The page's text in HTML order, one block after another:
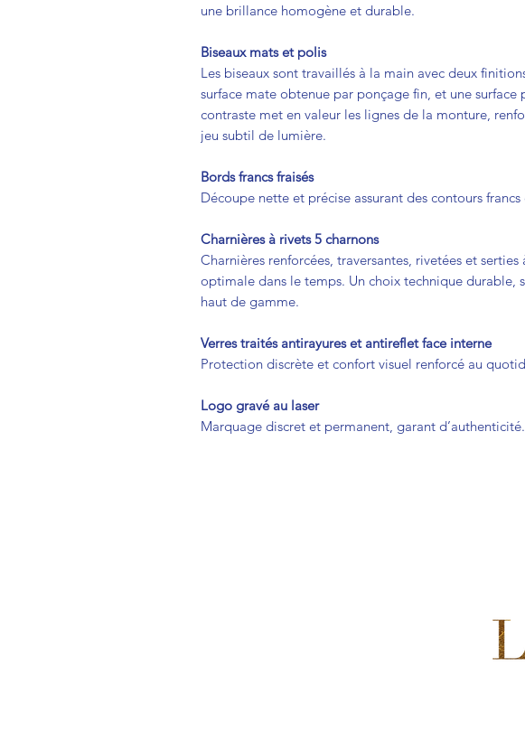
une brillance homogène et durable.
Biseaux mats et polis
Les biseaux sont travaillés à la main avec deux
surface mate obtenue par ponçage fin, et une
contraste met en valeur les lignes de la monture,
jeu subtil de lumière.
Bords francs fraisés
Découpe nette et précise assurant des contours
Charnières à rivets 5 charnons
Charnières renforcées, traversantes, rivetées et
optimale dans le temps. Un choix technique durable,
haut de gamme.
Verres traités antirayures et antireflet face interne
Protection discrète et confort visuel renforcé au
Logo gravé au laser
Marquage discret et permanent, garant d’authenticité.